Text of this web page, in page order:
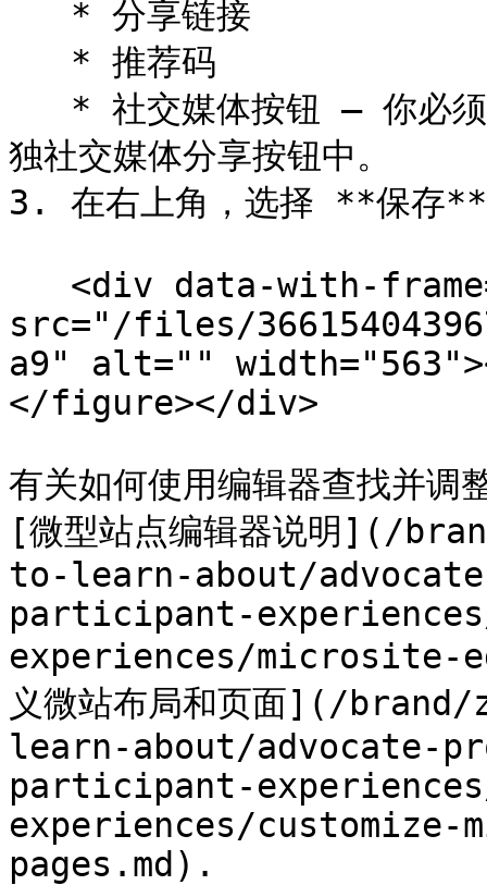
独社交媒体分享按钮中。
3. 在右上角，选择 **保存
src="/files/
a9" alt=""
</figure></div>
有关如何使用编辑器查找并调
[微型站点编辑器说明](/
to-learn-about/
participant-
experiences/microsite-
义微站布局和页面](/
learn-about/advocate-
participant-
experiences/
pages.md).